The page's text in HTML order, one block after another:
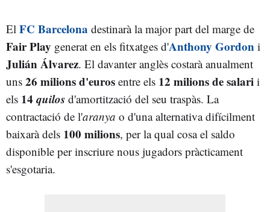
El FC Barcelona destinarà la major part del marge de
Fair Play generat en els fitxatges d'Anthony Gordon i
Julián Álvarez. El davanter anglès costarà anualment
uns 26 milions d'euros entre els 12 milions de salari i
els 14 quilos d'amortització del seu traspàs. La
contractació de l'aranya o d'una alternativa difícilment
baixarà dels 100 milions, per la qual cosa el saldo
disponible per inscriure nous jugadors pràcticament
s'esgotaria.